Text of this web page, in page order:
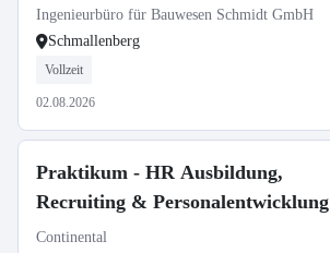
Ingenieurbüro für Bauwesen Schmidt GmbH
Schmallenberg
Vollzeit
02.08.2026
Praktikum - HR Ausbildung,
Recruiting & Personalentwicklung
Continental